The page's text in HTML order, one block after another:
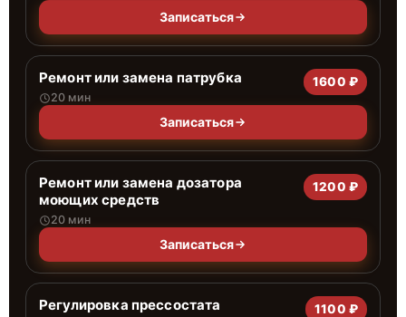
Записаться
Ремонт или замена патрубка
20 мин
1600 ₽
Записаться
Ремонт или замена дозатора
моющих средств
20 мин
1200 ₽
Записаться
Регулировка прессостата 1100 ₽